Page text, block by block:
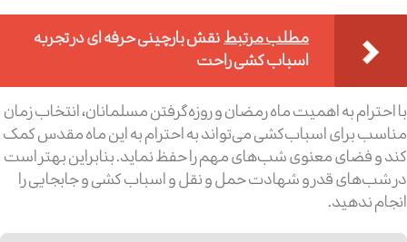
مطلب مرتبطنقش بارچینی حرفه ای در تجربه
اسباب کشی راحت
با احترام به اهمیت ماه رمضان و روزه‌گرفتن مسلمانان، انتخاب زمان
مناسب برای اسباب‌کشی می‌تواند به احترام به این ماه مقدس کمک
کند و فضای معنوی شب‌های مهم را حفظ نماید. بنابراین بهتر است
در شب‌های قدر و شهادت حمل و نقل و اسباب کشی و جابجایی را
انجام ندهید.